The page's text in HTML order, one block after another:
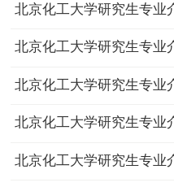
北京化工大学研究生专业
北京化工大学研究生专业
北京化工大学研究生专业
北京化工大学研究生专业
北京化工大学研究生专业